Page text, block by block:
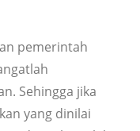
pemerintah
Sehingga jika
yang dinilai